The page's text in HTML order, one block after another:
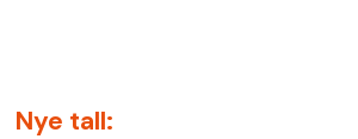
Nye tall: